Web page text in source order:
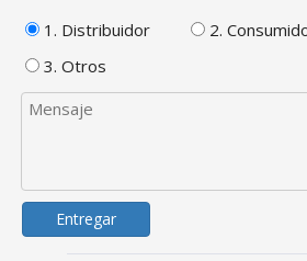
1. Distribuidor
2.
3. Otros
Entregar